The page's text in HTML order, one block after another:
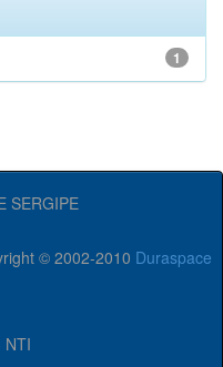
1
SERGIPE
© 2002-2010 Duraspace
NTI